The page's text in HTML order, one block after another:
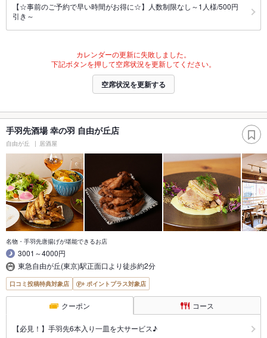
【☆事前のご予約で早い時間がお得に☆】人数制限なし～1人様/500円
引き～
カレンダーの更新に失敗しました。
下記ボタンを押して空席状況を更新してください。
空席状況を更新する
手羽先酒場 幸の羽 自由が丘店
自由が丘 居酒屋
名物・手羽先唐揚げが堪能できるお店
3001～4000円
東急自由が丘(東京)駅正面口より徒歩約2分
口コミ投稿特典対象店 ポイントプラス対象店
クーポン コース
【必見！】手羽先6本入り一皿を大サービス♪